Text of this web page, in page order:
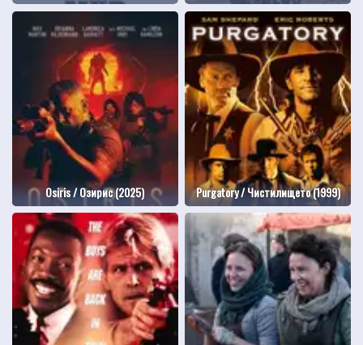
Osiris / Озирис (2025) Purgatory / Чистилището (1999)